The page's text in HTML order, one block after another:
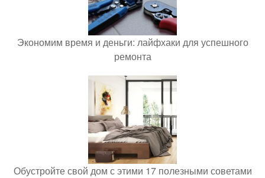
Экономим время и деньги: лайфхаки для успешного
ремонта
Обустройте свой дом с этими 17 полезными советами